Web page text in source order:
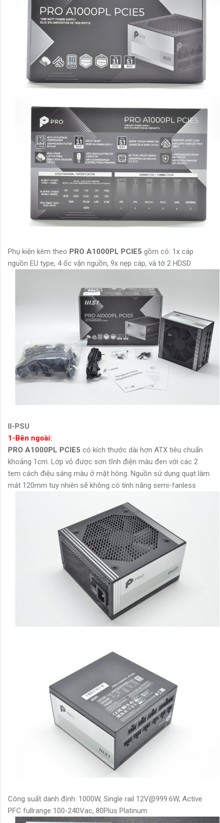
Phụ kiện kèm theo PRO A1000PL PCIE5 gồm có: 1x cáp
nguồn EU type, 4 ốc vặn nguồn, 9x nẹp cáp, và tờ 2 HDSD
II-PSU
1-Bên ngoài:
PRO A1000PL PCIE5 có kích thước dài hơn ATX tiêu chuẩn
khoảng 1cm. Lớp vỏ được sơn tĩnh điện màu đen với các 2
tem cách điệu sáng màu ở mặt hông. Nguồn sử dụng quạt làm
mát 120mm tuy nhiên sẽ không có tính năng semi-fanless
Công suất danh định: 1000W, Single rail 12V@999.6W, Active
PFC fullrange 100-240Vac, 80Plus Platinum